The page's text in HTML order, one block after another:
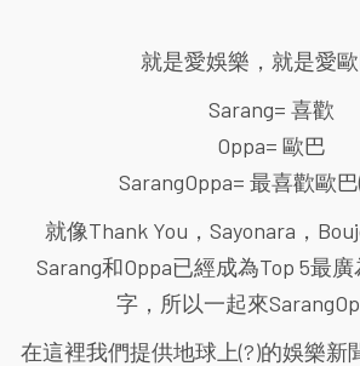
就是愛娛樂，就是愛歐
Sarang= 喜歡
Oppa= 歐巴
SarangOppa= 最喜歡歐巴
就像Thank You，Sayonara，
Sarang和Oppa已經成為Top 5最
字，所以一起來
在這裡我們提供地球上(?)的娛樂新